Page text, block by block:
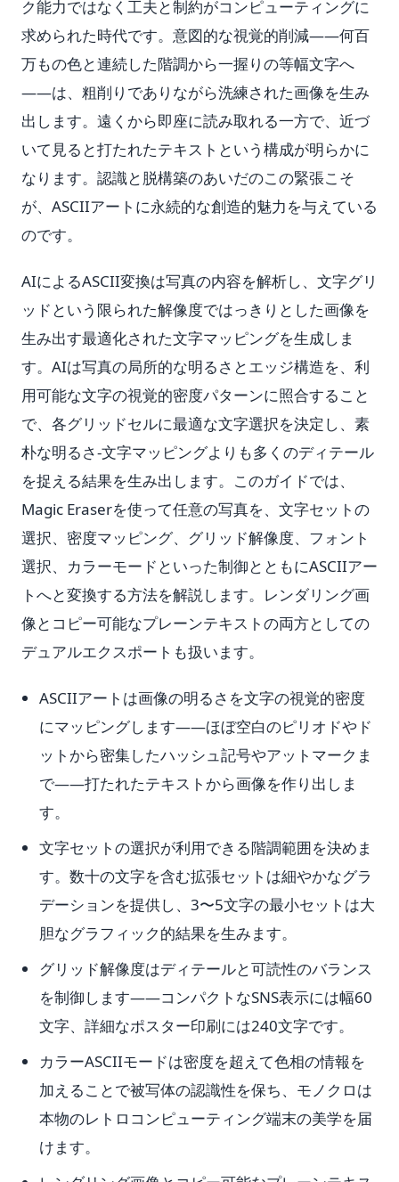
ク能力ではなく工夫と制約がコンピューティングに
求められた時代です。意図的な視覚的削減——何百
万もの色と連続した階調から一握りの等幅文字へ
——は、粗削りでありながら洗練された画像を生み
出します。遠くから即座に読み取れる一方で、近づ
いて見ると打たれたテキストという構成が明らかに
なります。認識と脱構築のあいだのこの緊張こそ
が、ASCIIアートに永続的な創造的魅力を与えている
のです。
AIによるASCII変換は写真の内容を解析し、文字グリ
ッドという限られた解像度ではっきりとした画像を
生み出す最適化された文字マッピングを生成しま
す。AIは写真の局所的な明るさとエッジ構造を、利
用可能な文字の視覚的密度パターンに照合すること
で、各グリッドセルに最適な文字選択を決定し、素
朴な明るさ-文字マッピングよりも多くのディテール
を捉える結果を生み出します。このガイドでは、
Magic Eraserを使って任意の写真を、文字セットの
選択、密度マッピング、グリッド解像度、フォント
選択、カラーモードといった制御とともにASCIIアー
トへと変換する方法を解説します。レンダリング画
像とコピー可能なプレーンテキストの両方としての
デュアルエクスポートも扱います。
ASCIIアートは画像の明るさを文字の視覚的密度
にマッピングします——ほぼ空白のピリオドやド
ットから密集したハッシュ記号やアットマークま
で——打たれたテキストから画像を作り出しま
す。
文字セットの選択が利用できる階調範囲を決めま
す。数十の文字を含む拡張セットは細やかなグラ
デーションを提供し、3〜5文字の最小セットは大
胆なグラフィック的結果を生みます。
グリッド解像度はディテールと可読性のバランス
を制御します——コンパクトなSNS表示には幅60
文字、詳細なポスター印刷には240文字です。
カラーASCIIモードは密度を超えて色相の情報を
加えることで被写体の認識性を保ち、モノクロは
本物のレトロコンピューティング端末の美学を届
けます。